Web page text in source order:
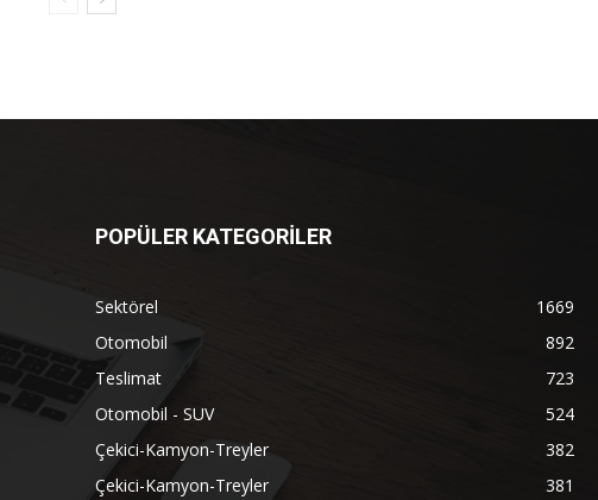
POPÜLER KATEGORİLER
Sektörel
1669
Otomobil
892
Teslimat
723
Otomobil - SUV
524
Çekici-Kamyon-Treyler
382
Çekici-Kamyon-Treyler
381